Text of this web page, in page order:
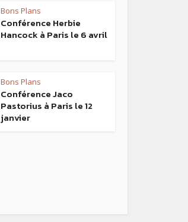
Bons Plans
Conférence Herbie
Hancock à Paris le 6 avril
Bons Plans
Conférence Jaco
Pastorius à Paris le 12
janvier